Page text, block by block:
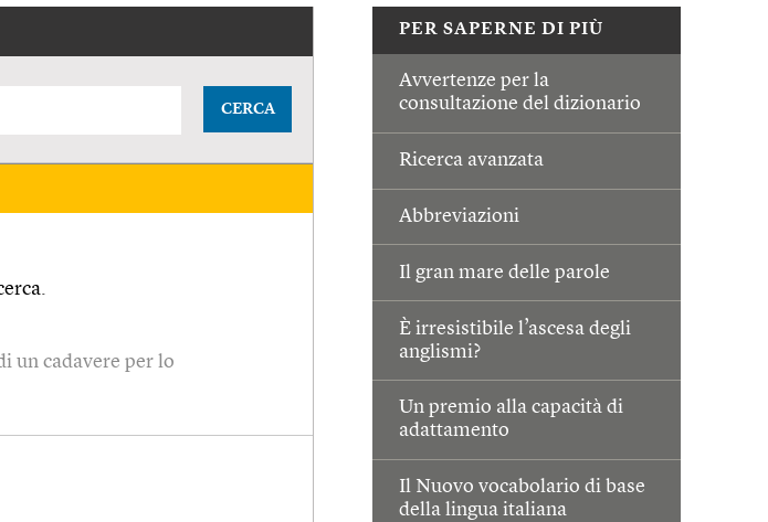
PER SAPERNE DI PIÙ
Avvertenze per la
consultazione del dizionario
Ricerca avanzata
Abbreviazioni
Il gran mare delle parole
È irresistibile l’ascesa degli
anglismi?
Un premio alla capacità di
adattamento
Il Nuovo vocabolario di base
della lingua italiana
CERCA
un cadavere per lo